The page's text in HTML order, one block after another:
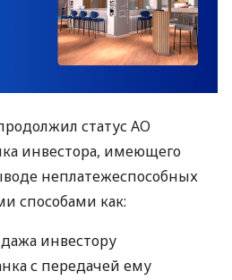
статус АО
инвестора, имеющего
неплатежеспособных
способами как:
инвестору
с передачей ему